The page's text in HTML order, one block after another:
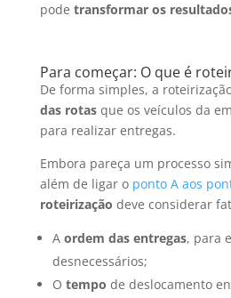
pode transformar os
Para começar: O que é
De forma simples, a
das rotasque os veículos da
para realizar entregas.
Embora pareça um processo
além de ligar o ponto A aos
roteirização deve considerar
A ordem das entregas, para
desnecessários;
O tempo de deslocamento